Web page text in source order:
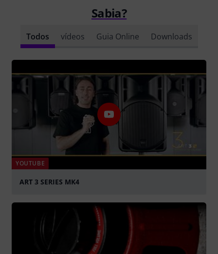
Sabia?
Todos vídeos Guia Online Downloads
YOUTUBE
ART 3 SERIES MK4